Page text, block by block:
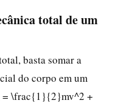
total de um
basta somar a
do corpo em um
= \frac{1}{2}mv^2 +